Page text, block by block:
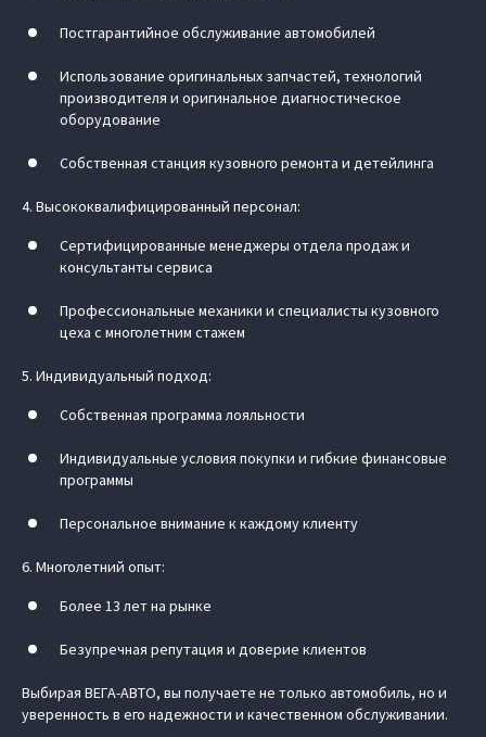
Постгарантийное обслуживание автомобилей
Использование оригинальных запчастей, технологий
производителя и оригинальное диагностическое
оборудование
Собственная станция кузовного ремонта и детейлинга
4. Высококвалифицированный персонал:
Сертифицированные менеджеры отдела продаж и
консультанты сервиса
Профессиональные механики и специалисты кузовного
цеха с многолетним стажем
5. Индивидуальный подход:
Собственная программа лояльности
Индивидуальные условия покупки и гибкие финансовые
программы
Персональное внимание к каждому клиенту
6. Многолетний опыт:
Более 13 лет на рынке
Безупречная репутация и доверие клиентов
Выбирая ВЕГА-АВТО, вы получаете не только автомобиль, но и
уверенность в его надежности и качественном обслуживании.